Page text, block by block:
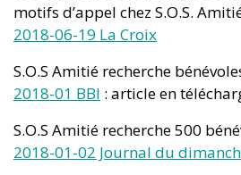
motifs d’appel chez S.O.S.
2018-06-19 La Croix
S.O.S Amitié recherche
2018-01 BBI : article en
S.O.S Amitié recherche 500
2018-01-02 Journal du